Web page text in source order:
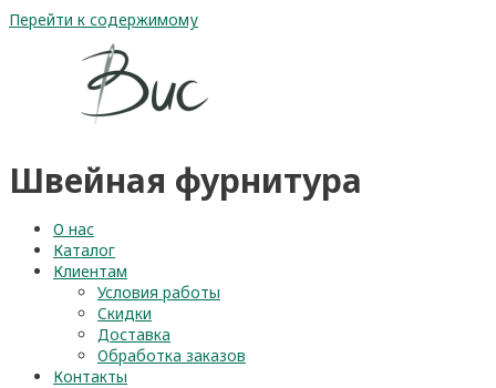
Перейти к содержимому
Швейная фурнитура
О нас
Каталог
Клиентам
Условия работы
Скидки
Доставка
Обработка заказов
Контакты